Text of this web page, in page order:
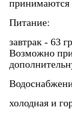
принимаются
Питание:
завтрак - 63
Возможно
холодная и